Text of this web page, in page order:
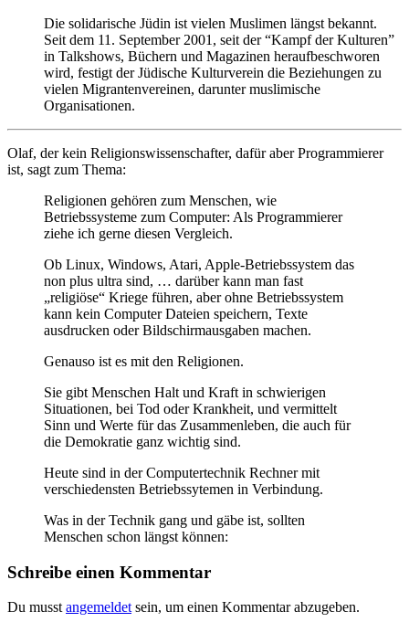
Die solidarische Jüdin ist vielen Muslimen längst bekannt.
Seit dem 11. September 2001, seit der “Kampf der Kulturen”
in Talkshows, Büchern und Magazinen heraufbeschworen
wird, festigt der Jüdische Kulturverein die Beziehungen zu
vielen Migrantenvereinen, darunter muslimische
Organisationen.
Olaf, der kein Religionswissenschafter, dafür aber Programmierer
ist, sagt zum Thema:
Religionen gehören zum Menschen, wie
Betriebssysteme zum Computer: Als Programmierer
ziehe ich gerne diesen Vergleich.
Ob Linux, Windows, Atari, Apple-Betriebssystem das
non plus ultra sind, … darüber kann man fast
„religiöse“ Kriege führen, aber ohne Betriebssystem
kann kein Computer Dateien speichern, Texte
ausdrucken oder Bildschirmausgaben machen.
Genauso ist es mit den Religionen.
Sie gibt Menschen Halt und Kraft in schwierigen
Situationen, bei Tod oder Krankheit, und vermittelt
Sinn und Werte für das Zusammenleben, die auch für
die Demokratie ganz wichtig sind.
Heute sind in der Computertechnik Rechner mit
verschiedensten Betriebssytemen in Verbindung.
Was in der Technik gang und gäbe ist, sollten
Menschen schon längst können:
Schreibe einen Kommentar
Du musst angemeldet sein, um einen Kommentar abzugeben.